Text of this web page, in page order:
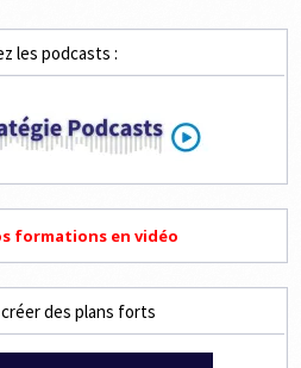
les podcasts :
formations en vidéo
des plans forts